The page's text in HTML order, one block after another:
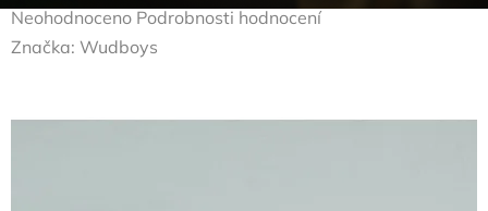
Průměrné
hodnocení
Neohodnoceno Podrobnosti hodnocení
Značka: Wudboys